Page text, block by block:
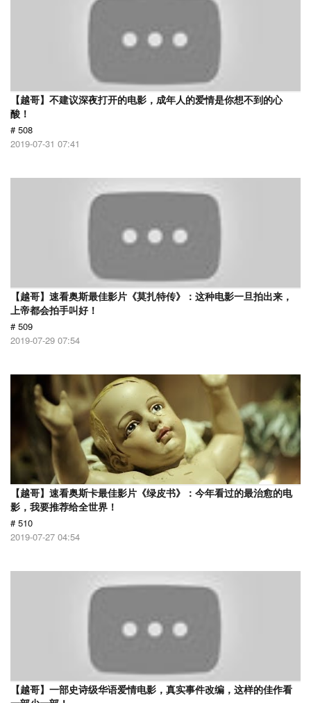
【越哥】不建议深夜打开的电影，成年人的爱情是你想不到的心
酸！
# 508
2019-07-31 07:41
【越哥】速看奥斯最佳影片《莫扎特传》：这种电影一旦拍出来，
上帝都会拍手叫好！
# 509
2019-07-29 07:54
【越哥】速看奥斯卡最佳影片《绿皮书》：今年看过的最治愈的电
影，我要推荐给全世界！
# 510
2019-07-27 04:54
【越哥】一部史诗级华语爱情电影，真实事件改编，这样的佳作看